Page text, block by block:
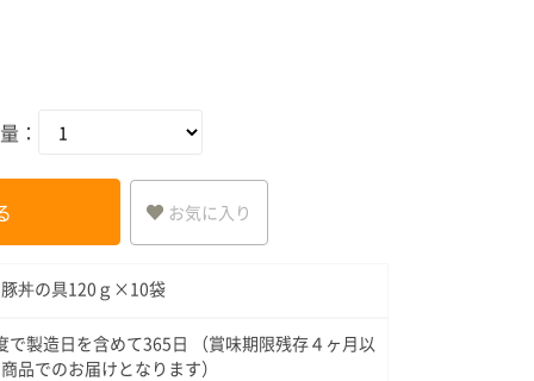
：
お気に入り
丼の具120ｇ×10袋
で製造日を含めて365日 （賞味期限残存４ヶ月以
品でのお届けとなります）